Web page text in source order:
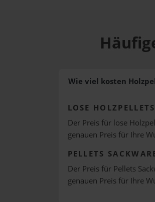
Wie viel kosten
LOSE HOLZPELLETS
Der Preis für lose
genauen Preis für Ihre
PELLETS
Der Preis für Pellets
genauen Preis für Ihre